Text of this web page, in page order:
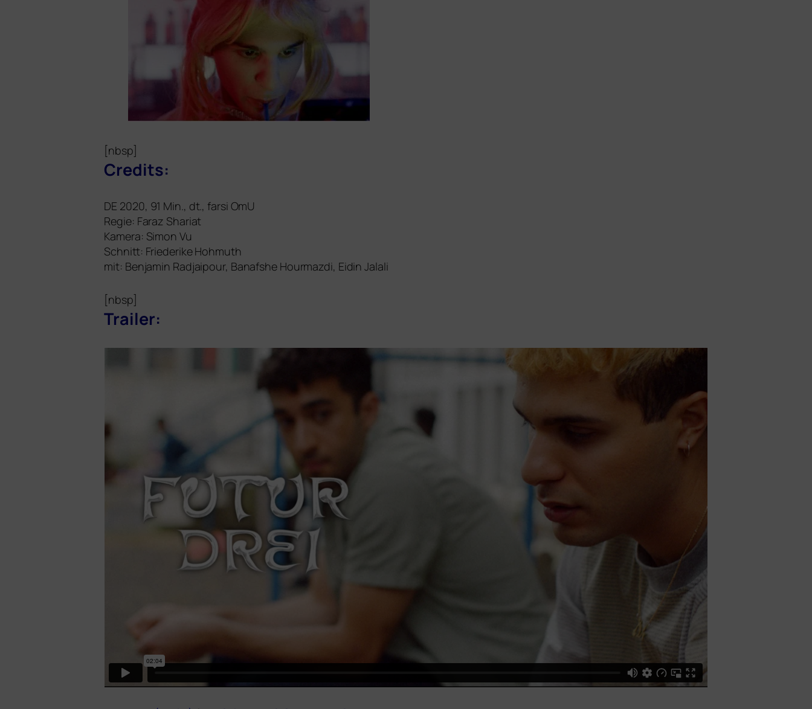
[nbsp]
Credits:
DE 2020, 91 Min., dt., far­si OmU
Regie: Faraz Shariat
Kamera: Simon Vu
Schnitt: Friederike Hohmuth
mit: Benjamin Radjaipour, Banafshe Hourmazdi, Eidin Jalali
[nbsp]
Trailer: